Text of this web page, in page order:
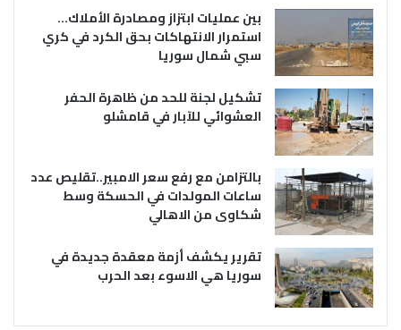
بين عمليات ابتزاز ومصادرة الأملاك…
استمرار الانتهاكات بحق الكرد في كري
سبي شمال سوريا
تشكيل لجنة للحد من ظاهرة الحفر
العشوائي للآبار في قامشلو
بالتزامن مع رفع سعر الامبير..تقليص عدد
ساعات المولدات في الحسكة وسط
شكاوى من الاهالي
تقرير يكشف أزمة معقدة جديدة في
سوريا هي الاسوء بعد الحرب